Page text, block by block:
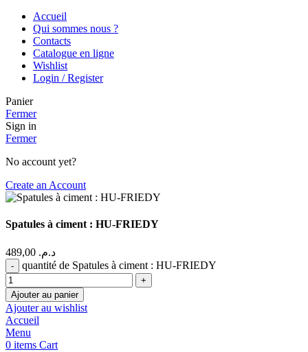
Accueil
Qui sommes nous ?
Contacts
Catalogue en ligne
Wishlist
Login / Register
Panier
Fermer
Sign in
Fermer
No account yet?
Create an Account
Spatules à ciment : HU-FRIEDY
د.م.
quantité de Spatules à ciment : HU-FRIEDY
Ajouter au panier
Ajouter au wishlist
Accueil
Menu
0 items Cart